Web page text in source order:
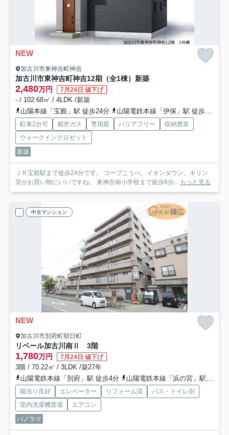
NEW
加古川市東神吉町神吉
加古川市東神吉町神吉12期（全1棟）新築
2,480万円 7月24日 値下げ
- / 102.68㎡ / 4LDK /新築
山陽本線「宝殿」駅 徒歩24分
山陽電鉄本線「伊保」駅 徒歩63分
駐車2台可 都市ガス 専用庭 バリアフリー
収納豊富
ウォークインクロゼット
新築
ＪＲ宝殿駅まで徒歩24分です。 コープこうべ、イオンタウン、キリン
堂がお買い物にいいですね。 東神吉南小学校まで徒歩6分... もっと見る
中古マンション
NEW
加古川市別府町朝日町
リベール加古川南Ⅱ 3階
1,780万円 7月24日 値下げ
3階 / 70.22㎡ / 3LDK /築27年
山陽電鉄本線「別府」駅 徒歩4分
山陽電鉄本線「浜の宮」駅 徒歩22分
陽当り良好 エレベーター リフォーム済
バス・トイレ別
室内洗濯機置場
エアコン
パノラマ